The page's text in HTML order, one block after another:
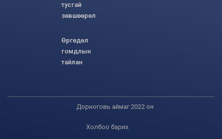
тусгай
зөвшөөрөл
Өргөдөл
гомдлын
тайлан
Дорноговь аймаг 2022 он
Холбоо барих